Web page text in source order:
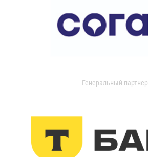
Генеральный партнер